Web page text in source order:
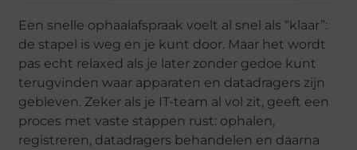
Een snelle ophaalafspraak voelt al snel als “klaar”:
de stapel is weg en je kunt door. Maar het wordt
pas echt relaxed als je later zonder gedoe kunt
terugvinden waar apparaten en datadragers zijn
gebleven. Zeker als je IT-team al vol zit, geeft een
proces met vaste stappen rust: ophalen,
registreren, datadragers behandelen en daarna